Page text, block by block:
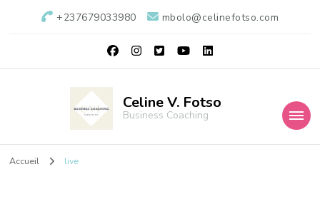
+237679033980 mbolo@celinefotso.com
Celine V. Fotso
Business Coaching
Accueil live